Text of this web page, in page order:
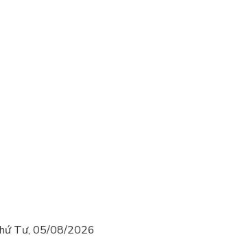
Tư, 05/08/2026